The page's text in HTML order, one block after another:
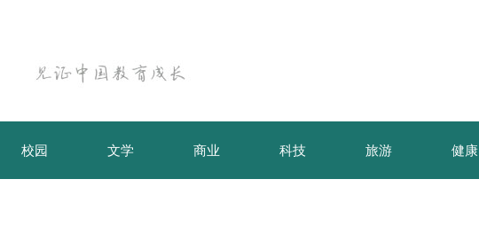
校园 文学 商业 科技 旅游 健康